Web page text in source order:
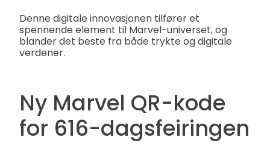
Denne digitale innovasjonen tilfører et
spennende element til Marvel-universet, og
blander det beste fra både trykte og digitale
verdener.
Ny Marvel QR-kode
for 616-dagsfeiringen